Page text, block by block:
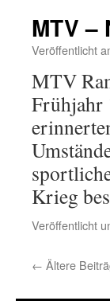
MTV –
Veröffentlicht
MTV
Frühjahr
Krieg
Veröffentlicht
← Ältere